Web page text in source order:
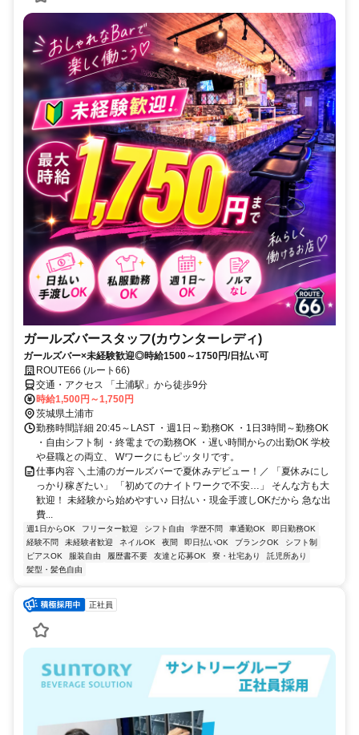
ガールズバースタッフ(カウンターレディ)
ガールズバー×未経験歓迎◎時給1500～1750円/日払い可
ROUTE66 (ルート66)
交通・アクセス 「土浦駅」から徒歩9分
時給1,500円～1,750円
茨城県土浦市
勤務時間詳細 20:45～LAST ・週1日～勤務OK ・1日3時間～勤務OK
・自由シフト制 ・終電までの勤務OK ・遅い時間からの出勤OK 学校
や昼職との両立、 Wワークにもピッタリです。
仕事内容 ＼土浦のガールズバーで夏休みデビュー！／ 「夏休みにし
っかり稼ぎたい」 「初めてのナイトワークで不安…」 そんな方も大
歓迎！ 未経験から始めやすい♪ 日払い・現金手渡しOKだから 急な出
費...
週1日からOK フリーター歓迎 シフト自由 学歴不問 車通勤OK
即日勤務OK
経験不問
未経験者歓迎 ネイルOK 夜間 即日払いOK ブランクOK
シフト制
ピアスOK
服装自由 履歴書不要 友達と応募OK 寮・社宅あり
託児所あり
髪型・髪色自由
正社員